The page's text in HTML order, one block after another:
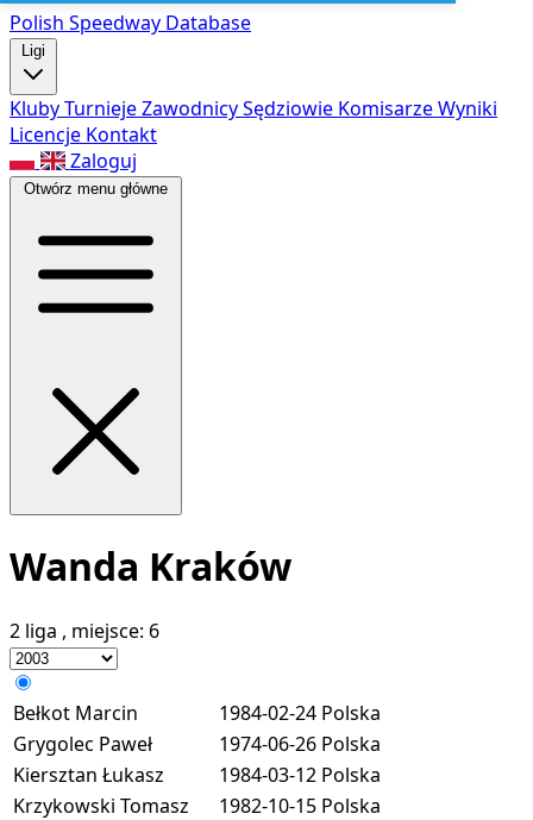
Polish Speedway Database
Ligi
KlubyTurniejeZawodnicySędziowie KomisarzeWyniki
Licencje Kontakt
Zaloguj
Otwórz menu główne
Wanda Kraków
2 liga , miejsce: 6
Bełkot Marcin 1984-02-24 Polska
Grygolec Paweł
1974-06-26 Polska
Kiersztan Łukasz
1984-03-12 Polska
Krzykowski Tomasz
1982-10-15 Polska